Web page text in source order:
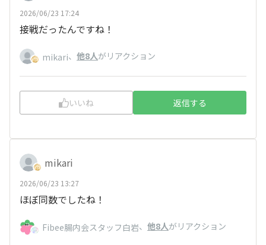
2026/06/23 17:24
接戦だったんですね！
mikari、 他8人がリアクション
いいね 返信する
mikari
2026/06/23 13:27
ほぼ同数でしたね！
Fibee腸内会スタッフ白岩、 他8人がリアクション